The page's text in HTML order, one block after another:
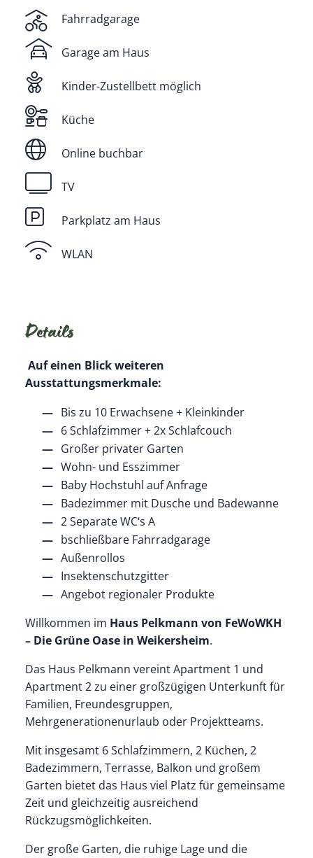
Fahrradgarage
Garage am Haus
Kinder-Zustellbett möglich
Küche
Online buchbar
Parkplatz am Haus
TV
WLAN
Details
Auf einen Blick weiteren
Ausstattungsmerkmale:
Bis zu 10 Erwachsene + Kleinkinder
6 Schlafzimmer + 2x Schlafcouch
Großer privater Garten
Wohn- und Esszimmer
Baby Hochstuhl auf Anfrage
Badezimmer mit Dusche und Badewanne
2 Separate WC‘s A
bschließbare Fahrradgarage
Außenrollos
Insektenschutzgitter
Angebot regionaler Produkte
Willkommen im Haus Pelkmann von FeWoWKH
– Die Grüne Oase in Weikersheim.
Das Haus Pelkmann vereint Apartment 1 und
Apartment 2 zu einer großzügigen Unterkunft für
Familien, Freundesgruppen,
Mehrgenerationenurlaub oder Projektteams.
Mit insgesamt 6 Schlafzimmern, 2 Küchen, 2
Badezimmern, Terrasse, Balkon und großem
Garten bietet das Haus viel Platz für gemeinsame
Zeit und gleichzeitig ausreichend
Rückzugsmöglichkeiten.
Der große Garten, die ruhige Lage und die